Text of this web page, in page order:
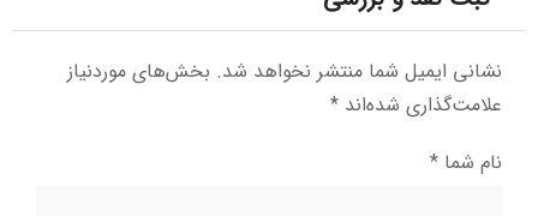
نشانی ایمیل شما منتشر نخواهد شد. بخش‌های موردنیاز
علامت‌گذاری شده‌اند *
نام شما *